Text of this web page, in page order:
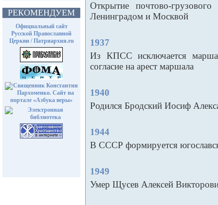
РЕКОМЕНДУЕМ
Официальный сайт
Русской Православной
Церкви / Патриархия.ru
Открытие почтово-
Ленинградом и Москвой
1937
Из КПСС исключается
согласие на арест маршала
1940
Родился Бродский Иосиф
1944
В СССР формируется
1949
Умер Щусев Алексей